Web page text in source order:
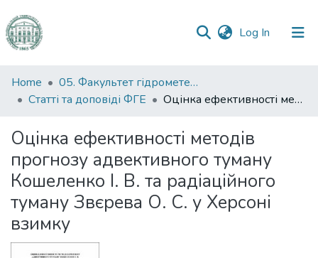
Log In (current)
Communities
&
All of DSpace
Statistics
Home
05. Факультет гідрометеорології і екології
Статті та доповіді ФГЕ
Оцінка ефективності методів прогнозу адвективного туману Кошеленко І. В. та радіаційного туману Звєрева О. С. у Херсоні взимку
Оцінка ефективності методів
прогнозу адвективного туману
Кошеленко І. В. та радіаційного
туману Звєрева О. С. у Херсоні
взимку